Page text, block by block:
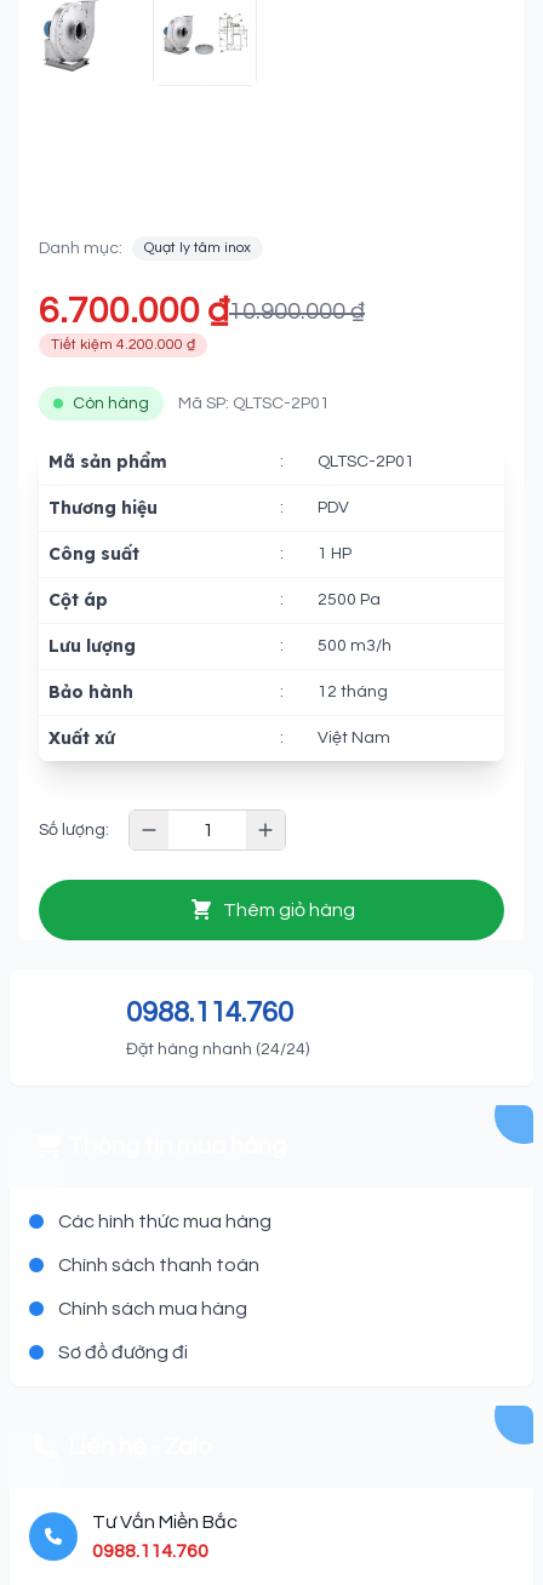
FEATURED IMAGEGALLERY IMAGE 1
Danh mục: Quạt ly tâm inox
6.700.000 ₫10.900.000 ₫
Tiết kiệm 4.200.000 ₫
Còn hàng Mã SP: QLTSC-2P01
Mã sản phẩm : QLTSC-2P01
Thương hiệu : PDV
Công suất : 1 HP
Cột áp : 2500 Pa
Lưu lượng : 500 m3/h
Bảo hành : 12 tháng
Xuất xứ : Việt Nam
Số lượng:
Thêm giỏ hàng
0988.114.760
Đặt hàng nhanh (24/24)
Các hình thức mua hàng
Chính sách thanh toán
Chính sách mua hàng
Sơ đồ đường đi
Tư Vấn Miền Bắc
0988.114.760